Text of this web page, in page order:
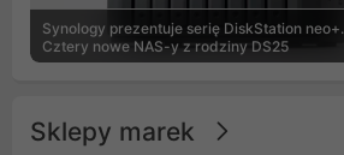
Synology prezentuje serię DiskStation neo+.
Cztery nowe NAS-y z rodziny DS25
Sklepy marek